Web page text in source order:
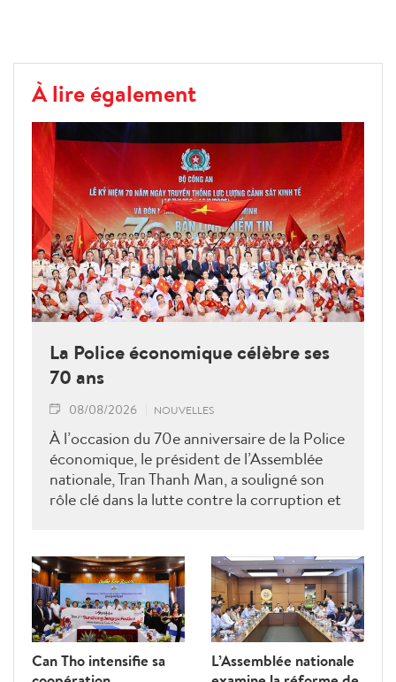
À lire également
La Police économique célèbre ses
70 ans
08/08/2026 NOUVELLES
À l’occasion du 70e anniversaire de la Police
économique, le président de l’Assemblée
nationale, Tran Thanh Man, a souligné son
rôle clé dans la lutte contre la corruption et
Can Tho intensifie sa
L’Assemblée nationale